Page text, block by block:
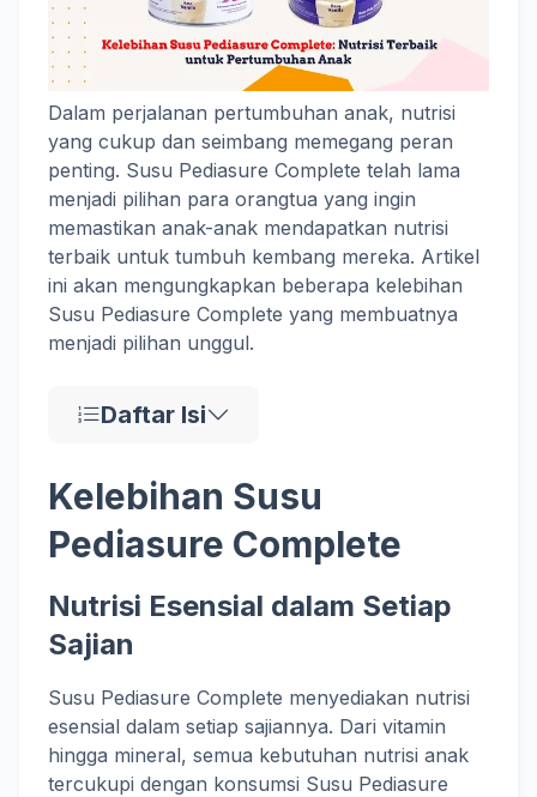
Dalam perjalanan pertumbuhan anak, nutrisi
yang cukup dan seimbang memegang peran
penting. Susu Pediasure Complete telah lama
menjadi pilihan para orangtua yang ingin
memastikan anak-anak mendapatkan nutrisi
terbaik untuk tumbuh kembang mereka. Artikel
ini akan mengungkapkan beberapa kelebihan
Susu Pediasure Complete yang membuatnya
menjadi pilihan unggul.
Daftar Isi
Kelebihan Susu
Pediasure Complete
Nutrisi Esensial dalam Setiap
Sajian
Susu Pediasure Complete menyediakan nutrisi
esensial dalam setiap sajiannya. Dari vitamin
hingga mineral, semua kebutuhan nutrisi anak
tercukupi dengan konsumsi Susu Pediasure